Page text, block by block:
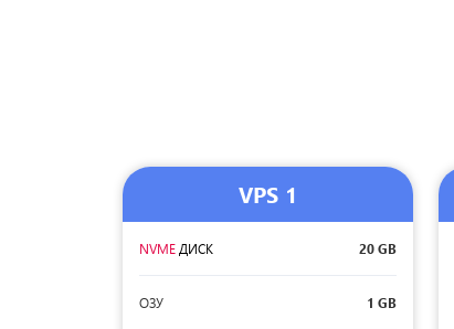
VPS 1
NVME ДИСК 20 GB
ОЗУ 1 GB